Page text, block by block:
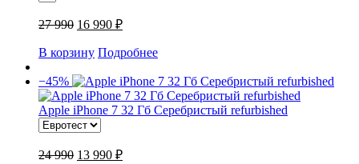
27 990 16 990 ₽
В корзину Подробнее
−45%
Apple iPhone 7 32 Гб Серебристый refurbished
24 990 13 990 ₽